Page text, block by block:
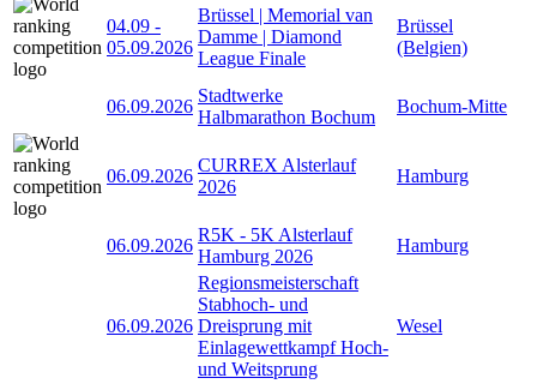
04.09 -
05.09.2026
Brüssel | Memorial van
Damme | Diamond
League Finale
Brüssel
(Belgien)
06.09.2026
Stadtwerke
Halbmarathon Bochum
Bochum-Mitte
06.09.2026
CURREX Alsterlauf
2026
Hamburg
06.09.2026
R5K - 5K Alsterlauf
Hamburg 2026
Hamburg
06.09.2026
Regionsmeisterschaft
Stabhoch- und
Dreisprung mit
Einlagewettkampf Hoch-
und Weitsprung
Wesel